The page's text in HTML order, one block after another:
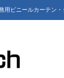
ビニールカーテン